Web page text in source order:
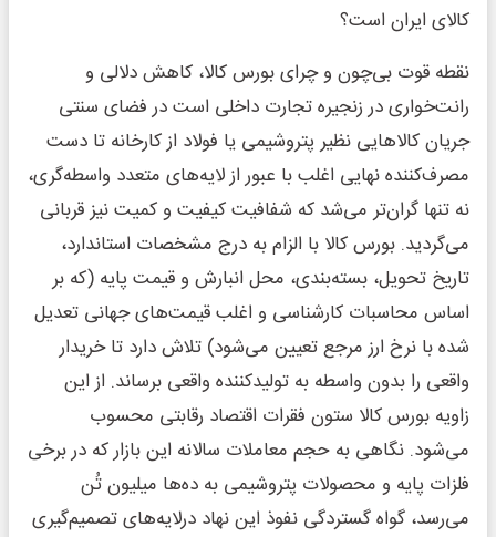
کالای ایران است؟
نقطه قوت بی‌چون و چرای بورس کالا، کاهش دلالی و
رانت‌خواری در زنجیره تجارت داخلی است در فضای سنتی
جریان کالاهایی نظیر پتروشیمی یا فولاد از کارخانه تا دست
مصرف‌کننده نهایی اغلب با عبور از لایه‌های متعدد واسطه‌گری،
نه تنها گران‌تر می‌شد که شفافیت کیفیت و کمیت نیز قربانی
می‌گردید. بورس کالا با الزام به درج مشخصات استاندارد،
تاریخ تحویل، بسته‌بندی، محل انبارش و قیمت پایه (که بر
اساس محاسبات کارشناسی و اغلب قیمت‌های جهانی تعدیل
شده با نرخ ارز مرجع تعیین می‌شود) تلاش دارد تا خریدار
واقعی را بدون واسطه به تولیدکننده واقعی برساند. از این
زاویه بورس کالا ستون فقرات اقتصاد رقابتی محسوب
می‌شود. نگاهی به حجم معاملات سالانه این بازار که در برخی
فلزات پایه و محصولات پتروشیمی به ده‌ها میلیون تُن
می‌رسد، گواه گستردگی نفوذ این نهاد درلایه‌های تصمیم‌گیری